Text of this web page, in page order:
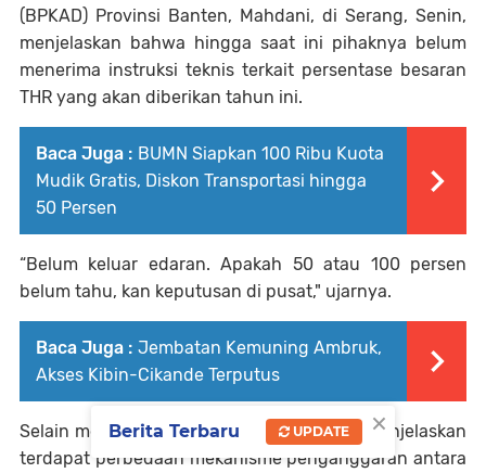
(BPKAD) Provinsi Banten, Mahdani, di Serang, Senin,
menjelaskan bahwa hingga saat ini pihaknya belum
menerima instruksi teknis terkait persentase besaran
THR yang akan diberikan tahun ini.
Baca Juga : BUMN Siapkan 100 Ribu Kuota
Mudik Gratis, Diskon Transportasi hingga
50 Persen
“Belum keluar edaran. Apakah 50 atau 100 persen
belum tahu, kan keputusan di pusat," ujarnya.
Baca Juga : Jembatan Kemuning Ambruk,
Akses Kibin-Cikande Terputus
Selain menunggu aturan pusat, Mahdani menjelaskan
terdapat perbedaan mekanisme penganggaran antara
×
Berita Terbaru UPDATE